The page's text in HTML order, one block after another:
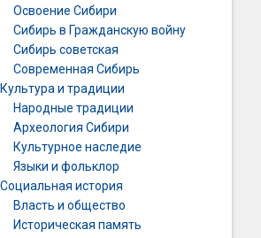
Освоение Сибири
Сибирь в Гражданскую войну
Сибирь советская
Современная Сибирь
Культура и традиции
Народные традиции
Археология Сибири
Культурное наследие
Языки и фольклор
Социальная история
Власть и общество
Историческая память